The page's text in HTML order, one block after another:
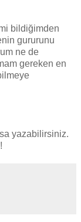
bildiğimden
gururunu
ne de
gereken en
yazabilirsiniz.